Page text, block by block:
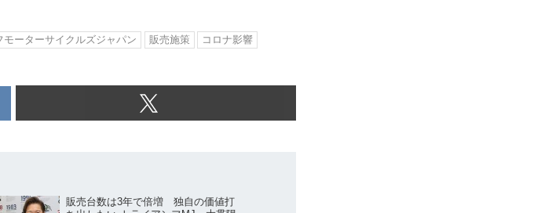
モーターサイクルズジャパン 販売施策
コロナ影響
販売台数は3年で倍増 独自の価値打